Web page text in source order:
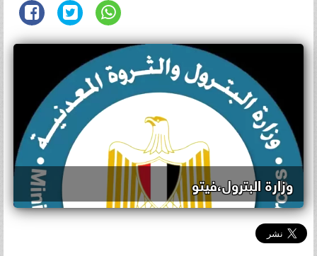
وزارة البترول،فيتو